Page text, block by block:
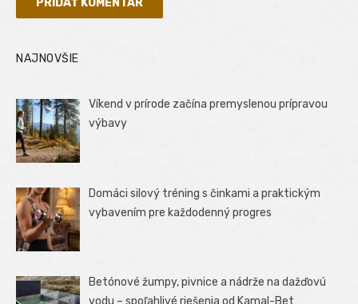
NAJNOVŠIE
Víkend v prírode začína premyslenou prípravou
výbavy
Domáci silový tréning s činkami a praktickým
vybavením pre každodenný progres
Betónové žumpy, pivnice a nádrže na dažďovú
vodu – spoľahlivé riešenia od Kamal-Bet